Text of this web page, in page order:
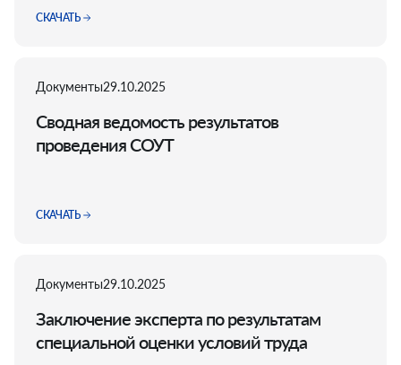
СКАЧАТЬ
Документы29.10.2025
Сводная ведомость результатов
проведения СОУТ
СКАЧАТЬ
Документы29.10.2025
Заключение эксперта по результатам
специальной оценки условий труда